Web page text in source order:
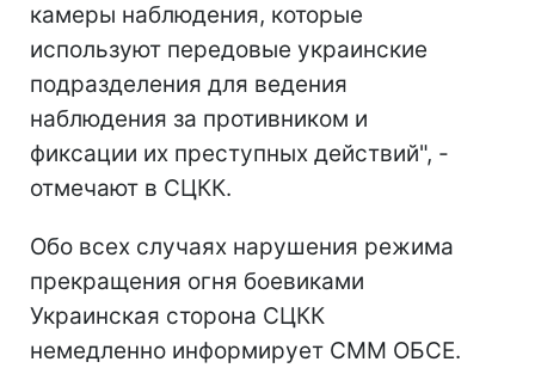
камеры наблюдения, которые
используют передовые украинские
подразделения для ведения
наблюдения за противником и
фиксации их преступных действий", -
отмечают в СЦКК.
Обо всех случаях нарушения режима
прекращения огня боевиками
Украинская сторона СЦКК
немедленно информирует СММ ОБСЕ.